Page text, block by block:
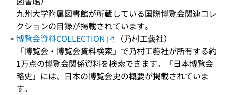
九州大学附属図書館が所蔵している国際博覧会関連コレ
クションの目録が掲載されています。
博覧会資料COLLECTION
（乃村工藝社）
「博覧会・博覧会資料検索」で乃村工藝社が所有する約
1万点の博覧会関係資料を検索できます。「日本博覧会
略史」には、日本の博覧会史の概要が掲載されていま
す。